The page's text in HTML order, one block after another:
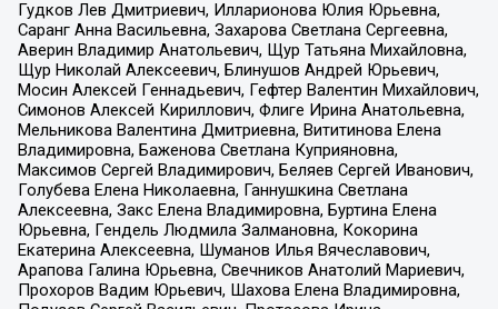
Гудков Лев Дмитриевич, Илларионова Юлия Юрьевна,
Саранг Анна Васильевна, Захарова Светлана Сергеевна,
Аверин Владимир Анатольевич, Щур Татьяна Михайловна,
Щур Николай Алексеевич, Блинушов Андрей Юрьевич,
Мосин Алексей Геннадьевич, Гефтер Валентин Михайлович,
Симонов Алексей Кириллович, Флиге Ирина Анатольевна,
Мельникова Валентина Дмитриевна, Вититинова Елена
Владимировна, Баженова Светлана Куприяновна,
Максимов Сергей Владимирович, Беляев Сергей Иванович,
Голубева Елена Николаевна, Ганнушкина Светлана
Алексеевна, Закс Елена Владимировна, Буртина Елена
Юрьевна, Гендель Людмила Залмановна, Кокорина
Екатерина Алексеевна, Шуманов Илья Вячеславович,
Арапова Галина Юрьевна, Свечников Анатолий Мариевич,
Прохоров Вадим Юрьевич, Шахова Елена Владимировна,